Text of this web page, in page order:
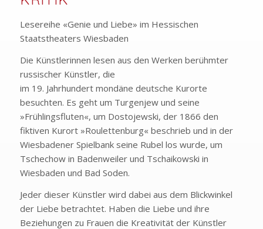
Lesereihe «Genie und Liebe» im Hessischen
Staatstheaters Wiesbaden
Die Künstlerinnen lesen aus den Werken berühmter
russischer Künstler, die
im 19. Jahrhundert mondäne deutsche Kurorte
besuchten. Es geht um Turgenjew und seine
»Frühlingsfluten«, um Dostojewski, der 1866 den
fiktiven Kurort »Roulettenburg« beschrieb und in der
Wiesbadener Spielbank seine Rubel los wurde, um
Tschechow in Badenweiler und Tschaikowski in
Wiesbaden und Bad Soden.
Jeder dieser Künstler wird dabei aus dem Blickwinkel
der Liebe betrachtet. Haben die Liebe und ihre
Beziehungen zu Frauen die Kreativität der Künstler